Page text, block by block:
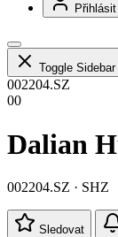
Toggle Sidebar
002204.SZ
00
Dalian
002204.SZ · SHZ
Sledovat